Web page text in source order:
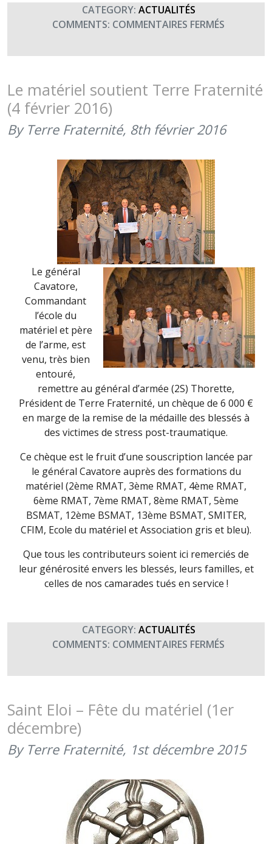
CATEGORY: ACTUALITÉS
COMMENTS: COMMENTAIRES FERMÉS
SAINTS
MICHEL,
ET
Le matériel soutient Terre Fraternité
(4 février 2016)
By Terre Fraternité, 8th février 2016
Le général
Cavatore,
Commandant
l’école du
matériel et père
de l’arme, est
venu, très bien
entouré,
remettre au général d’armée (2S) Thorette,
Président de Terre Fraternité, un chèque de 6 000 €
en marge de la remise de la médaille des blessés à
des victimes de stress post-traumatique.
Ce chèque est le fruit d’une souscription lancée par
le général Cavatore auprès des formations du
matériel (2ème RMAT, 3ème RMAT, 4ème RMAT,
6ème RMAT, 7ème RMAT, 8ème RMAT, 5ème
BSMAT, 12ème BSMAT, 13ème BSMAT, SMITER,
CFIM, Ecole du matériel et Association gris et bleu).
Que tous les contributeurs soient ici remerciés de
leur générosité envers les blessés, leurs familles, et
celles de nos camarades tués en service !
CATEGORY: ACTUALITÉS
COMMENTS: COMMENTAIRES FERMÉS
MATÉRIEL
FÉVRIER
Saint Eloi – Fête du matériel (1er
décembre)
By Terre Fraternité, 1st décembre 2015